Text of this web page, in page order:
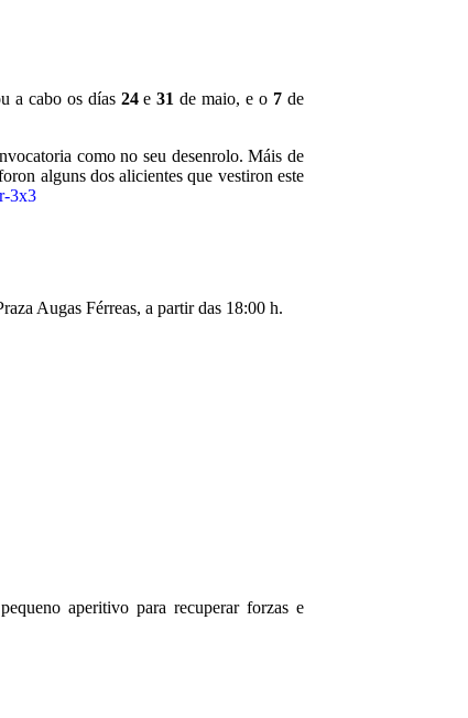
a cabo os días24e31 de maio, e o 7 de
como no seu desenrolo. Máis de
alguns dos alicientes que vestiron este
3x3
Augas Férreas, a partir das 18:00 h.
aperitivo para recuperar forzas e